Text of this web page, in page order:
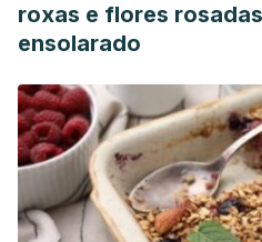
roxas e flores
ensolarado